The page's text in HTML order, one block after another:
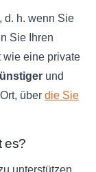
, d. h. wenn Sie
Sie Ihren
wie eine private
und
über die Sie
es?
unterstützen,